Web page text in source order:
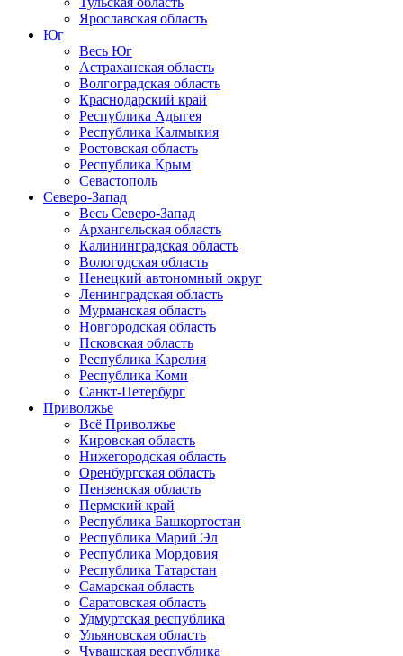
Ярославская область
Юг
Весь Юг
Астраханская область
Волгоградская область
Краснодарский край
Республика Адыгея
Республика Калмыкия
Ростовская область
Республика Крым
Севастополь
Северо-Запад
Весь Северо-Запад
Архангельская область
Калининградская область
Вологодская область
Ненецкий автономный округ
Ленинградская область
Мурманская область
Новгородская область
Псковская область
Республика Карелия
Республика Коми
Санкт-Петербург
Приволжье
Всё Приволжье
Кировская область
Нижегородская область
Оренбургская область
Пензенская область
Пермский край
Республика Башкортостан
Республика Марий Эл
Республика Мордовия
Республика Татарстан
Самарская область
Саратовская область
Удмуртская республика
Ульяновская область
Чувашская республика